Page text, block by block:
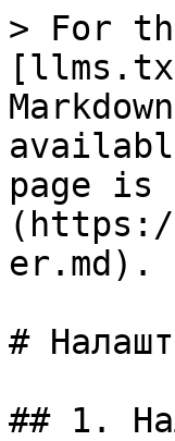
> For
page is
er.md).
#
## 1.